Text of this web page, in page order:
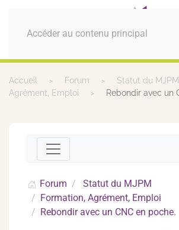
Accéder au contenu principal
MENU
Accueil Forum Statut du MJPM
Agrément, Emploi
Rebondir avec un
Forum
Statut du MJPM
Formation, Agrément, Emploi
Rebondir avec un CNC en poche.